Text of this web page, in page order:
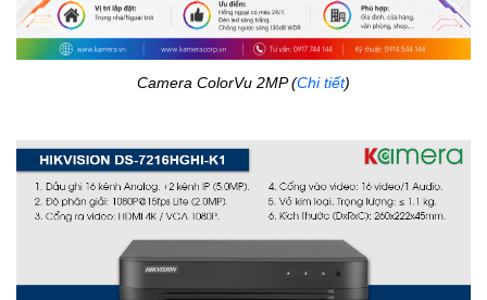
Camera ColorVu 2MP (Chi tiết)